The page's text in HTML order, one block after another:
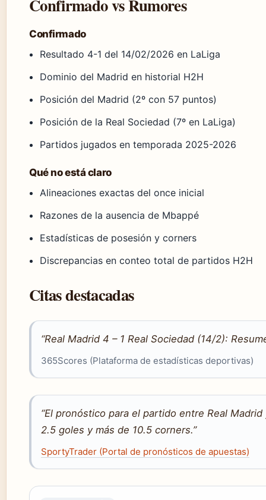
Confirmado vs Rumores
Confirmado
Resultado 4-1 del 14/02/2026 en LaLiga
Dominio del Madrid en historial H2H
Posición del Madrid (2º con 57 puntos)
Posición de la Real Sociedad (7º en LaLiga)
Partidos jugados en temporada 2025-2026
Qué no está claro
Alineaciones exactas del once inicial
Razones de la ausencia de Mbappé
Estadísticas de posesión y corners
Discrepancias en conteo total de partidos H2H
Citas destacadas
“Real Madrid 4 – 1 Real Sociedad (14/2):
365Scores (Plataforma de estadísticas deportivas)
“El pronóstico para el partido entre Real
2.5 goles y más de 10.5 corners.”
SportyTrader (Portal de pronósticos de apuestas)